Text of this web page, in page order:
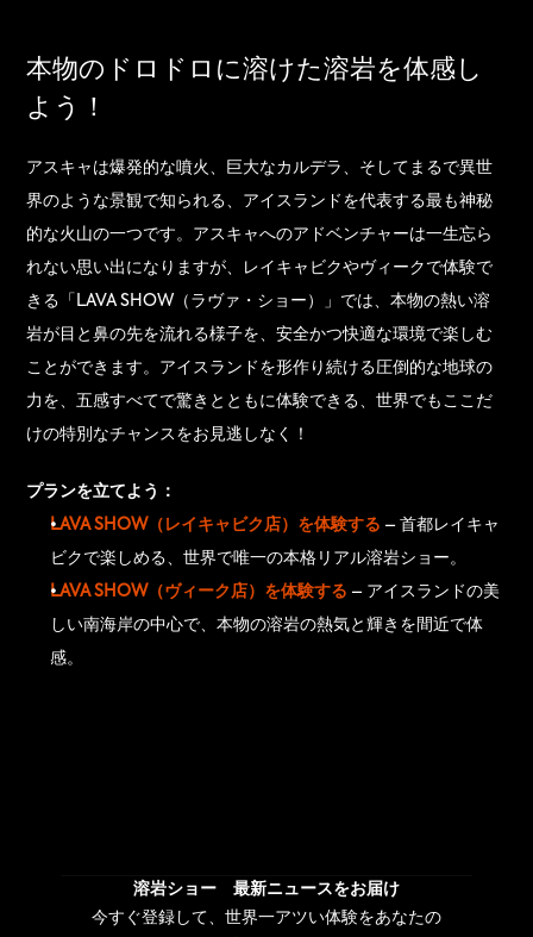
本物のドロドロに溶けた溶岩を体感し
よう！
アスキャは爆発的な噴火、巨大なカルデラ、そしてまるで異世
界のような景観で知られる、アイスランドを代表する最も神秘
的な火山の一つです。アスキャへのアドベンチャーは一生忘ら
れない思い出になりますが、レイキャビクやヴィークで体験で
きる「LAVA SHOW（ラヴァ・ショー）」では、本物の熱い溶
岩が目と鼻の先を流れる様子を、安全かつ快適な環境で楽しむ
ことができます。アイスランドを形作り続ける圧倒的な地球の
力を、五感すべてで驚きとともに体験できる、世界でもここだ
けの特別なチャンスをお見逃しなく！
プランを立てよう：
LAVA SHOW（レイキャビク店）を体験する – 首都レイキャ
ビクで楽しめる、世界で唯一の本格リアル溶岩ショー。
LAVA SHOW（ヴィーク店）を体験する – アイスランドの美
しい南海岸の中心で、本物の溶岩の熱気と輝きを間近で体
感。
溶岩ショー 最新ニュースをお届け
今すぐ登録して、世界一アツい体験をあなたの